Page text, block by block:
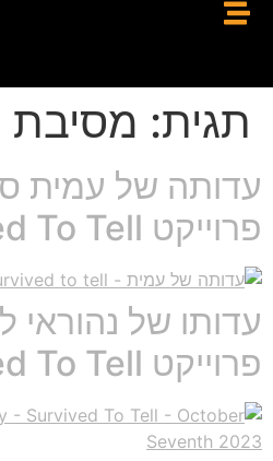
תגית:
עדותה של עמית
פרוייקט Survived To Tell
עדותו של נהוראי
פרוייקט Survived To Tell